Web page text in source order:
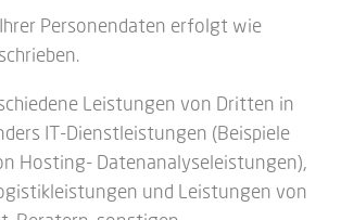
Personendaten erfolgt wie
Leistungen von Dritten in
IT-Dienstleistungen (Beispiele
Hosting- Datenanalyseleistungen),
und Leistungen von